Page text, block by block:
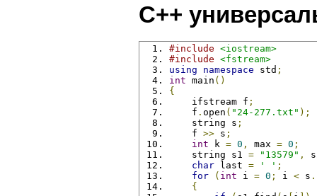
C++
#include <iostream>
#include <fstream>
using
namespace std ;
int main ()
{
    ifstream f
;
    f
. open ( "24-277.txt" );
    string s
;
    f
>> s ;
int k = 0 , max = 0 ;
    string s1
= "13579" ,
char last = ' ' ;
for
( int i = 0 ; i < s .
{